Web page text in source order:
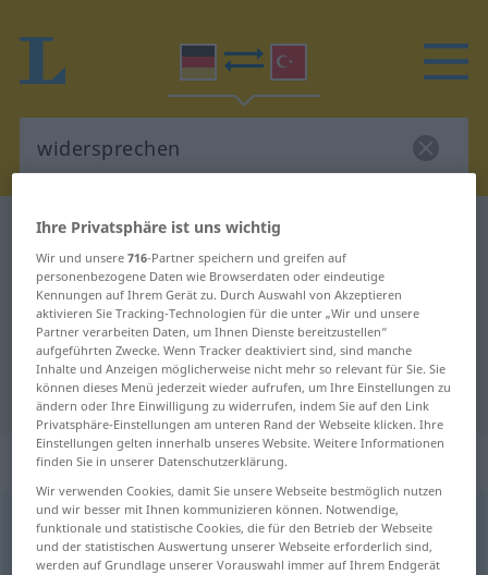
Deutsch-Türkisch Wörterbuch
Deutsch-Türkisch Übersetzung für
"widersprechen"
"widersprechen" Türkisch
Übersetzung
„widersprechen“: intransitives Verb
widersprechenv/i <irr;ohne-ge-;h.>
Übersicht aller Übersetzungen
Ihre Privatsphäre ist uns wichtig
Wir und unsere716-Partner speichern und greifen auf
personenbezogene Daten wie Browserdaten oder eindeutige
Kennungen auf Ihrem Gerät zu. Durch Auswahl von Akzeptieren
aktivieren Sie Tracking-Technologien für die unter „Wir und unsere
Partner verarbeiten Daten, um Ihnen Dienste bereitzustellen“
aufgeführten Zwecke. Wenn Tracker deaktiviert sind, sind manche
Inhalte und Anzeigen möglicherweise nicht mehr so relevant für Sie. Sie
können dieses Menü jederzeit wieder aufrufen, um Ihre Einstellungen zu
ändern oder Ihre Einwilligung zu widerrufen, indem Sie auf den Link
Privatsphäre-Einstellungen am unteren Rand der Webseite klicken. Ihre
Einstellungen gelten innerhalb unseres Website. Weitere Informationen
finden Sie in unserer Datenschutzerklärung.
Wir verwenden Cookies, damit Sie unsere Webseite bestmöglich nutzen
und wir besser mit Ihnen kommunizieren können. Notwendige,
funktionale und statistische Cookies, die für den Betrieb der Webseite
und der statistischen Auswertung unserer Webseite erforderlich sind,
werden auf Grundlage unserer Vorauswahl immer auf Ihrem Endgerät